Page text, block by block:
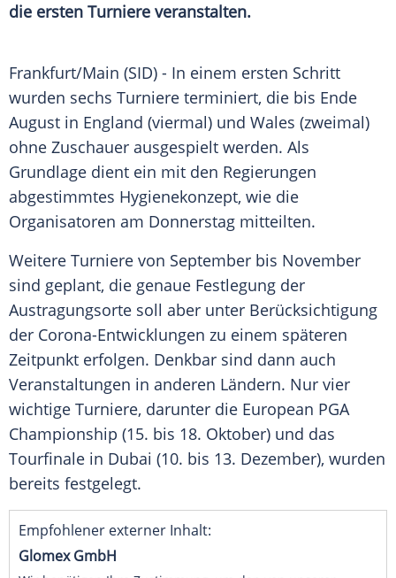
die ersten Turniere veranstalten.
Frankfurt/Main (SID) - In einem ersten Schritt
wurden sechs Turniere terminiert, die bis Ende
August in England (viermal) und Wales (zweimal)
ohne Zuschauer ausgespielt werden. Als
Grundlage dient ein mit den Regierungen
abgestimmtes Hygienekonzept, wie die
Organisatoren am Donnerstag mitteilten.
Weitere Turniere von September bis November
sind geplant, die genaue Festlegung der
Austragungsorte soll aber unter Berücksichtigung
der Corona-Entwicklungen zu einem späteren
Zeitpunkt erfolgen. Denkbar sind dann auch
Veranstaltungen in anderen Ländern. Nur vier
wichtige Turniere, darunter die European PGA
Championship (15. bis 18. Oktober) und das
Tourfinale in Dubai (10. bis 13. Dezember), wurden
bereits festgelegt.
Empfohlener externer Inhalt:
Glomex GmbH